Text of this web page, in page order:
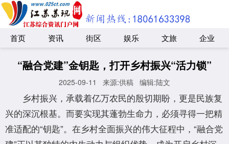
首页 资讯 街区 娱乐 文旅 企业
“融合党建”金钥匙，打开乡村振兴“活力锁”
2025-09-11 来源:供稿 编辑:陆文
乡村振兴，承载着亿万农民的殷切期盼，更是民族复
兴的深沉根基。而要实现其蓬勃生命力，必须寻得一把精
准适配的“钥匙”。在乡村全面振兴的伟大征程中，“融合党